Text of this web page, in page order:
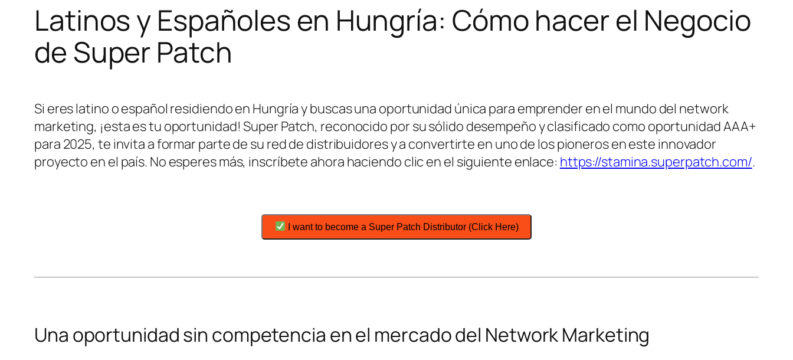
Latinos y Españoles en Hungría: Cómo hacer el Negocio
de Super Patch
Si eres latino o español residiendo en Hungría y buscas una oportunidad única para emprender en el mundo del network
marketing, ¡esta es tu oportunidad! Super Patch, reconocido por su sólido desempeño y clasificado como oportunidad AAA+
para 2025, te invita a formar parte de su red de distribuidores y a convertirte en uno de los pioneros en este innovador
proyecto en el país. No esperes más, inscríbete ahora haciendo clic en el siguiente enlace: https://stamina.superpatch.com/.
I want to become a Super Patch Distributor (Click Here)
Una oportunidad sin competencia en el mercado del Network Marketing